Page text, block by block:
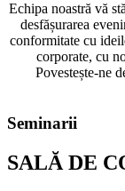
Echipa noastră vă
desfășurarea
conformitate cu
corporate, cu
Povestește-ne
Seminarii
SALĂ DE